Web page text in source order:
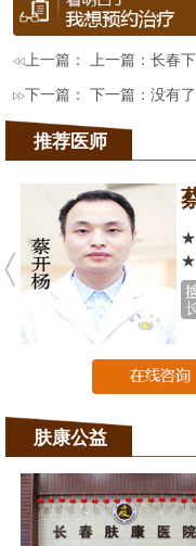
上一篇： 上一篇：长春
下一篇： 下一篇：没有了
推荐医师
★
★
肤康公益